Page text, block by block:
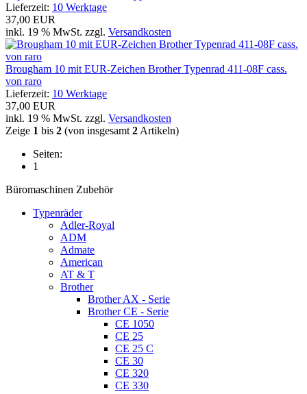
Lieferzeit: 10 Werktage
37,00 EUR
inkl. 19 % MwSt. zzgl. Versandkosten
Brougham 10 mit EUR-Zeichen Brother Typenrad 411-08F cass.
von raro
Lieferzeit: 10 Werktage
37,00 EUR
inkl. 19 % MwSt. zzgl. Versandkosten
Zeige 1 bis 2 (von insgesamt 2 Artikeln)
Seiten:
1
Büromaschinen Zubehör
Typenräder
Adler-Royal
ADM
Admate
American
AT & T
Brother
Brother AX - Serie
Brother CE - Serie
CE 1050
CE 25
CE 25 C
CE 30
CE 320
CE 330